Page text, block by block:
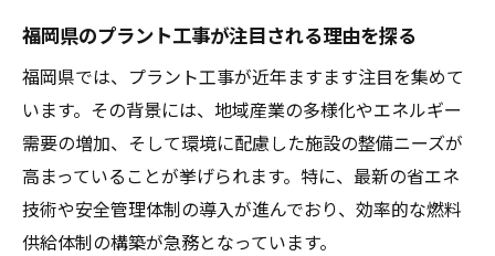
燃料供給体制の進化が地域産業を支える
燃料供給体制の進化とプラント工事の役割
効率的な燃料供給を実現する技術革新の現
在地
福岡酸素株式会社など供給事業者の動向と
は
福岡県のプラント工事が注目される理由を探る
福岡県では、プラント工事が近年ますます注目を集めて
います。その背景には、地域産業の多様化やエネルギー
需要の増加、そして環境に配慮した施設の整備ニーズが
高まっていることが挙げられます。特に、最新の省エネ
技術や安全管理体制の導入が進んでおり、効率的な燃料
供給体制の構築が急務となっています。